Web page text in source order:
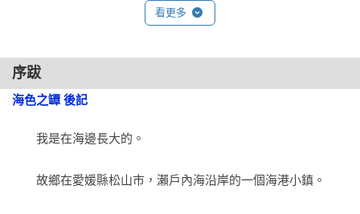
看更多
序跋
海色之罈 後記
我是在海邊長大的。
故鄉在愛媛縣松山市，瀨戶內海沿岸的一個海港小鎮。